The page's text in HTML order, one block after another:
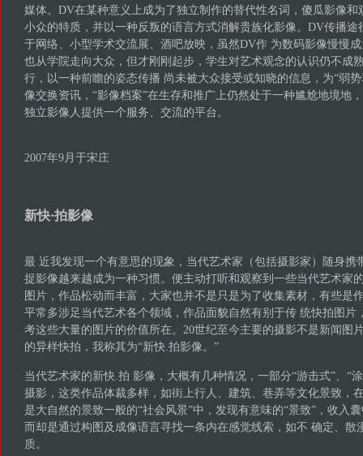
媒体。DV在某种意义上成为了独立制作的替代性名词，傻瓜影像和
小众的特质，并以一种反叛的语言方式消解贵族化影像。DV传播途
于网络、小型学术交流展、酒吧放映，虽然DV作 为数码影像慢慢
也从学院走向大众，但才刚刚起步，学生对艺术观念的认识仍不成
行，以一种前瞻的姿态传播 尚未被大众接受或知晓的信息，为“弱
像交换资讯，“影像档案”在生存和推广上仍然处于一种尴尬地境地
独立影像人提供一个服务、交流的平台。
2007年9月于宋庄
新快·拍影像
最 近我发现一个有意思的现象，当代艺术家（包括摄影家）随身携
捉影像越来越成为一种习惯。便主动打听和观察到一些当代艺术家
图片，作品松动而丰富，大家也并不是只是为了收集素材，有些是
平常多涉足当代艺术各个领域，作品面貌自然有别于传 统快拍图片
考这些大量的图片的价值所在。20世纪至今主要的摄影不是新闻图
的异样快拍，我称其为“新快.拍影像。”
当代艺术家的新快.拍 影像，大概有几种情况，一部分“游击式”、“
摄影，这类作品体裁多样，如街上行人、建筑、巷弄等文化景致，
是大自然的景致一般的“社会风景”中，发现有意味的“景致”，收入
而却是通过构图及成像语言寻找一条内在感觉线索，如不 确定、散
质。